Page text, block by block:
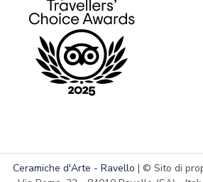
Ceramiche d'Arte - Ravello | © Sito di